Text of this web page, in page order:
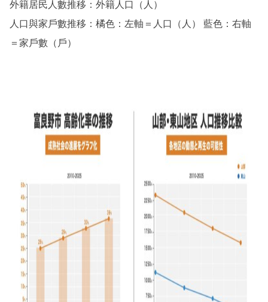
外籍居民人數推移：外籍人口（人）
人口與家戶數推移：橘色：左軸＝人口（人） 藍色：右軸
＝家戶數（戶）